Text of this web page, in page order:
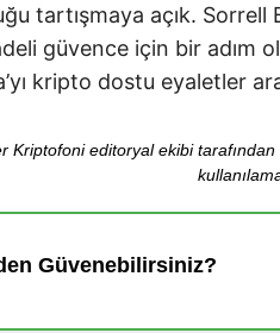
tartışmaya açık. Sorrell
güvence için bir adım
kripto dostu eyaletler
Kriptofoni editoryal ekibi
Güvenebilirsiniz?